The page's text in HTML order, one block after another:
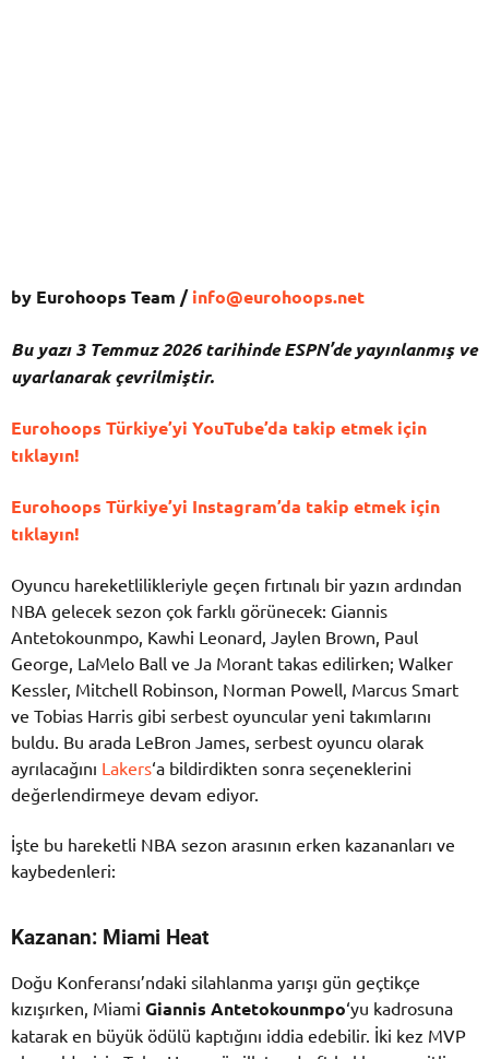
by Eurohoops Team /info@eurohoops.net
Bu yazı 3 Temmuz 2026 tarihinde ESPN’de yayınlanmış ve
uyarlanarak çevrilmiştir.
Eurohoops Türkiye’yi YouTube’da takip etmek için
tıklayın!
Eurohoops Türkiye’yi Instagram’da takip etmek için
tıklayın!
Oyuncu hareketlilikleriyle geçen fırtınalı bir yazın ardından
NBA gelecek sezon çok farklı görünecek: Giannis
Antetokounmpo, Kawhi Leonard, Jaylen Brown, Paul
George, LaMelo Ball ve Ja Morant takas edilirken; Walker
Kessler, Mitchell Robinson, Norman Powell, Marcus Smart
ve Tobias Harris gibi serbest oyuncular yeni takımlarını
buldu. Bu arada LeBron James, serbest oyuncu olarak
ayrılacağını Lakers‘a bildirdikten sonra seçeneklerini
değerlendirmeye devam ediyor.
İşte bu hareketli NBA sezon arasının erken kazananları ve
kaybedenleri:
Kazanan: Miami Heat
Doğu Konferansı’ndaki silahlanma yarışı gün geçtikçe
kızışırken, Miami Giannis Antetokounmpo‘yu kadrosuna
katarak en büyük ödülü kaptığını iddia edebilir. İki kez MVP